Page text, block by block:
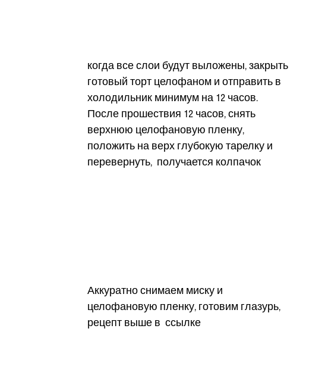
когда все слои будут выложены, закрыть
готовый торт целофаном и отправить в
холодильник минимум на 12 часов.
После прошествия 12 часов, снять
верхнюю целофановую пленку,
положить на верх глубокую тарелку и
перевернуть,  получается колпачок
Аккуратно снимаем миску и
целофановую пленку, готовим глазурь,
рецепт выше в  ссылке